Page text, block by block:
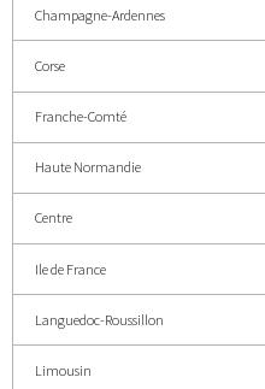
Champagne-Ardennes
Corse
Franche-Comté
Haute Normandie
Centre
Ile de France
Languedoc-Roussillon
Limousin